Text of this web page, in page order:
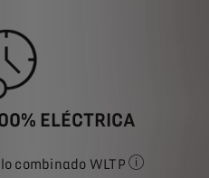
ELÉCTRICA
combinado WLTP